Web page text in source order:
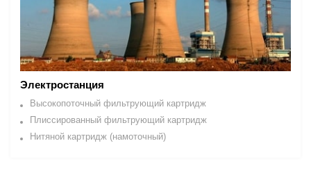
Электростанция
Высокопоточный фильтрующий картридж
Плиссированный фильтрующий картридж
Нитяной картридж (намоточный)